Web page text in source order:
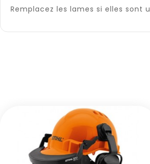
Remplacez les lames si elles sont